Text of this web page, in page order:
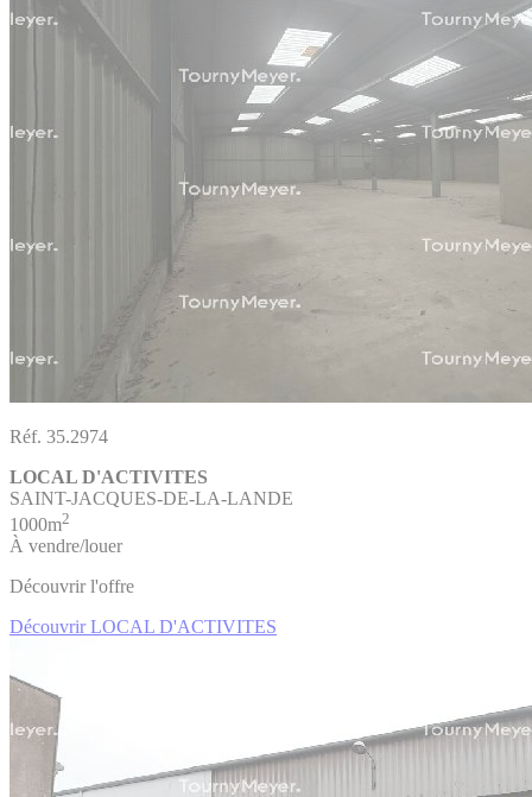
Réf. 35.2974
LOCAL D'ACTIVITES
SAINT-JACQUES-DE-LA-LANDE
1000m2
À vendre/louer
Découvrir l'offre
Découvrir LOCAL D'ACTIVITES